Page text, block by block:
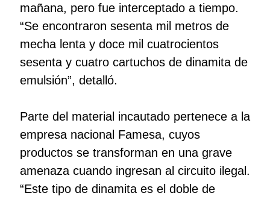
mañana, pero fue interceptado a tiempo.
“Se encontraron sesenta mil metros de
mecha lenta y doce mil cuatrocientos
sesenta y cuatro cartuchos de dinamita de
emulsión”, detalló.
Parte del material incautado pertenece a la
empresa nacional Famesa, cuyos
productos se transforman en una grave
amenaza cuando ingresan al circuito ilegal.
“Este tipo de dinamita es el doble de